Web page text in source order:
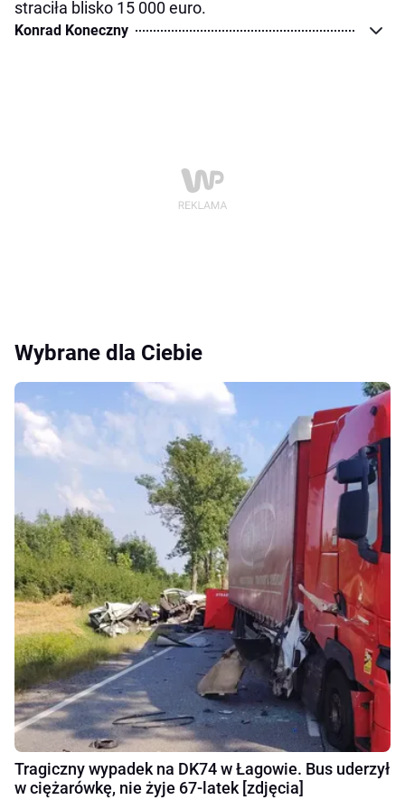
straciła blisko 15 000 euro.
Konrad Koneczny
Wybrane dla Ciebie
Tragiczny wypadek na DK74 w Łagowie. Bus uderzył
w ciężarówkę, nie żyje 67-latek [zdjęcia]